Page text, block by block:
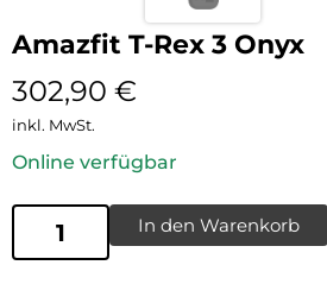
Amazfit T-Rex 3 Onyx
302,90 €
inkl. MwSt.
Online verfügbar
In den Warenkorb